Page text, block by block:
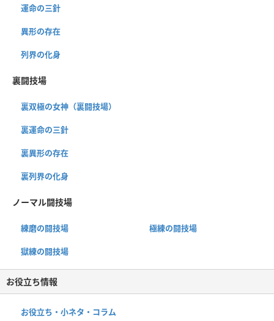
運命の三針
異形の存在
列界の化身
裏闘技場
裏双極の女神（裏闘技場）
裏運命の三針
裏異形の存在
裏列界の化身
ノーマル闘技場
練磨の闘技場 極練の闘技場
獄練の闘技場
お役立ち情報
お役立ち・小ネタ・コラム